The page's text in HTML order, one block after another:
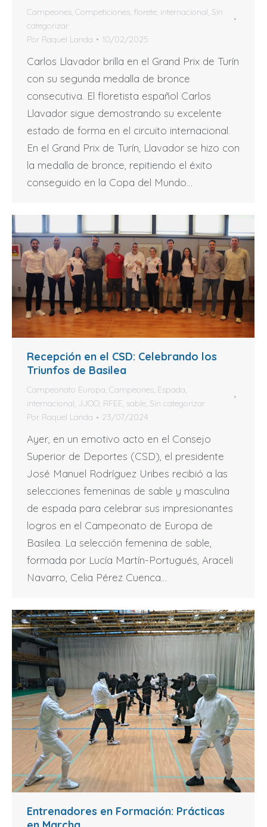
Campeones Competiciones florete internacional Sin
categorizar
Por Raquel Landa 10/02/2025
Carlos Llavador brilla en el Grand Prix de Turín
con su segunda medalla de bronce
consecutiva. El floretista español Carlos
Llavador sigue demostrando su excelente
estado de forma en el circuito internacional.
En el Grand Prix de Turín, Llavador se hizo con
la medalla de bronce, repitiendo el éxito
conseguido en la Copa del Mundo…
Recepción en el CSD: Celebrando los
Triunfos de Basilea
Campeonato Europa, Campeones, Espada,
internacional, JJOO, RFEE, sable, Sin categorizar
Por Raquel Landa 23/07/2024
Ayer, en un emotivo acto en el Consejo
Superior de Deportes (CSD), el presidente
José Manuel Rodríguez Uribes recibió a las
selecciones femeninas de sable y masculina
de espada para celebrar sus impresionantes
logros en el Campeonato de Europa de
Basilea. La selección femenina de sable,
formada por Lucía Martín-Portugués, Araceli
Navarro, Celia Pérez Cuenca…
Entrenadores en Formación: Prácticas